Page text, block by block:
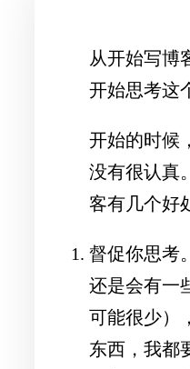
从开始写博
开始思考这
开始的时候
没有很认真
客有几个好
督促你思考
还是会有一
可能很少）
东西，我都